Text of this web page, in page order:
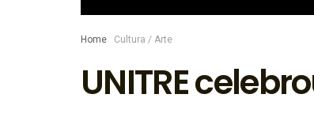
Home Cultura / Arte
UNITRE